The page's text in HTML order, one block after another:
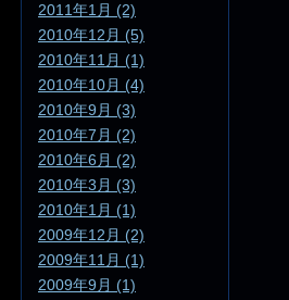
2011年1月 (2)
2010年12月 (5)
2010年11月 (1)
2010年10月 (4)
2010年9月 (3)
2010年7月 (2)
2010年6月 (2)
2010年3月 (3)
2010年1月 (1)
2009年12月 (2)
2009年11月 (1)
2009年9月 (1)